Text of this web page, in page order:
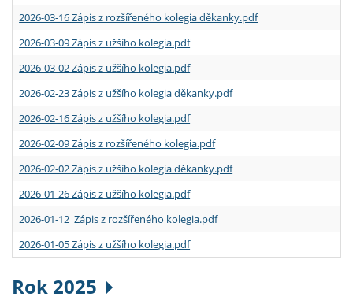
2026-03-16 Zápis z rozšířeného kolegia děkanky.pdf
2026-03-09 Zápis z užšího kolegia.pdf
2026-03-02 Zápis z užšího kolegia.pdf
2026-02-23 Zápis z užšího kolegia děkanky.pdf
2026-02-16 Zápis z užšího kolegia.pdf
2026-02-09 Zápis z rozšířeného kolegia.pdf
2026-02-02 Zápis z užšího kolegia děkanky.pdf
2026-01-26 Zápis z užšího kolegia.pdf
2026-01-12 Zápis z rozšířeného kolegia.pdf
2026-01-05 Zápis z užšího kolegia.pdf
Rok 2025